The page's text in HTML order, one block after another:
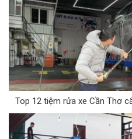
Top 12 tiệm rửa xe Cần Thơ